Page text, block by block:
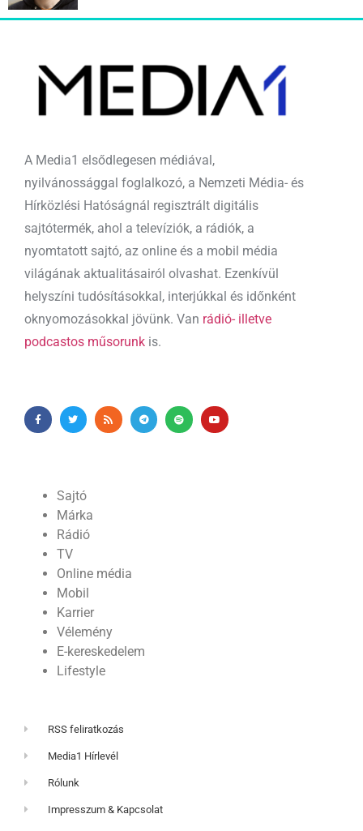
A Media1 elsődlegesen médiával,
nyilvánossággal foglalkozó, a Nemzeti Média- és
Hírközlési Hatóságnál regisztrált digitális
sajtótermék, ahol a televíziók, a rádiók, a
nyomtatott sajtó, az online és a mobil média
világának aktualitásairól olvashat. Ezenkívül
helyszíni tudósításokkal, interjúkkal és időnként
oknyomozásokkal jövünk. Van rádió- illetve
podcastos műsorunk is.
Sajtó
Márka
Rádió
TV
Online média
Mobil
Karrier
Vélemény
E-kereskedelem
Lifestyle
RSS feliratkozás
Media1 Hírlevél
Rólunk
Impresszum & Kapcsolat